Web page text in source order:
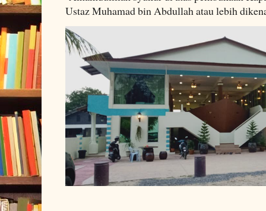
Ustaz Muhamad bin Abdullah atau lebih